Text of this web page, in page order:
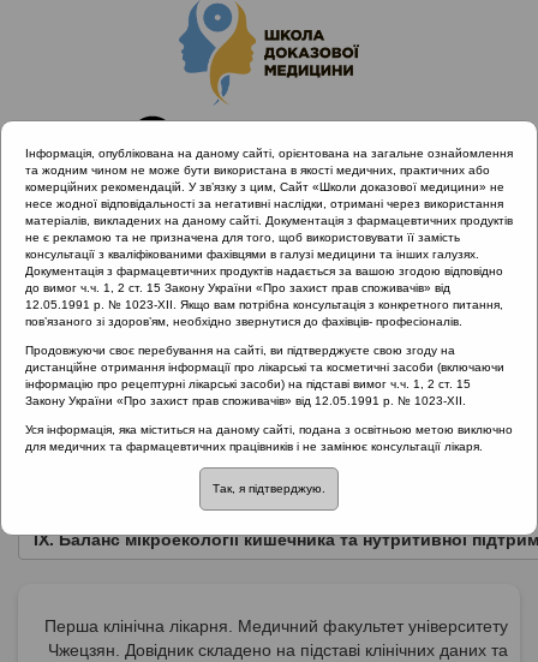
Головна
Нормативні документи
Гострі респіраторні інфекції
Рубрика:
Гострі респіраторні інфекції
Назва:
Довідник з профілактики та лікування COVID-19
IX. Баланс мікроекології кишечника та нутритивної
Перша клінічна лікарня. Медичний факультет університету
Чжецзян. Довідник складено на підставі клінічних даних та
Інформація, опублікована на даному сайті, орієнтована на загальне ознайомлення
та жодним чином не може бути використана в якості медичних, практичних або
комерційних рекомендацій. У зв’язку з цим, Сайт «Школи доказової медицини» не
несе жодної відповідальності за негативні наслідки, отримані через використання
матеріалів, викладених на даному сайті. Документація з фармацевтичних продуктів
не є рекламою та не призначена для того, щоб використовувати її замість
консультації з кваліфікованими фахівцями в галузі медицини та інших галузях.
Документація з фармацевтичних продуктів надається за вашою згодою відповідно
до вимог ч.ч. 1, 2 ст. 15 Закону України «Про захист прав споживачів» від
12.05.1991 р. № 1023-XII. Якщо вам потрібна консультація з конкретного питання,
пов’язаного зі здоров’ям, необхідно звернутися до фахівців- професіоналів.
Продовжуючи своє перебування на сайті, ви підтверджуєте свою згоду на
дистанційне отримання інформації про лікарські та косметичні засоби (включаючи
інформацію про рецептурні лікарські засоби) на підставі вимог ч.ч. 1, 2 ст. 15
Закону України «Про захист прав споживачів» від 12.05.1991 р. № 1023-XII.
Уся інформація, яка міститься на даному сайті, подана з освітньою метою виключно
для медичних та фармацевтичних працівників і не замінює консультації лікаря.
Так, я підтверджую.